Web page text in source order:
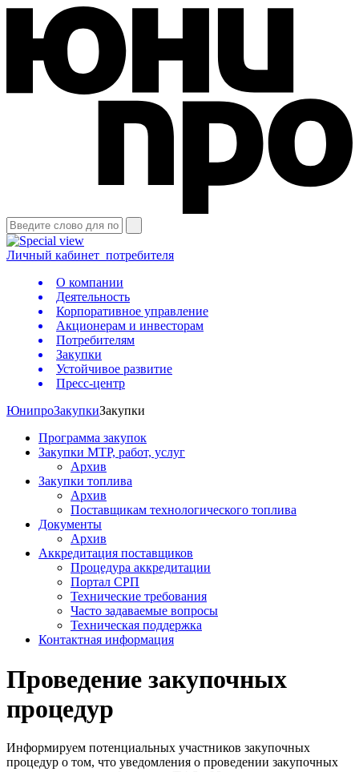
Личный кабинет потребителя
О компании
Деятельность
Корпоративное управление
Акционерам и инвесторам
Потребителям
Закупки
Устойчивое развитие
Пресс-центр
ЮнипроЗакупкиЗакупки
Программа закупок
Закупки МТР, работ, услуг
Архив
Закупки топлива
Архив
Поставщикам технологического топлива
Документы
Архив
Аккредитация поставщиков
Процедура аккредитации
Портал СРП
Технические требования
Часто задаваемые вопросы
Техническая поддержка
Контактная информация
Проведение закупочных
процедур
Информируем потенциальных участников закупочных
процедур о том, что уведомления о проведении закупочных